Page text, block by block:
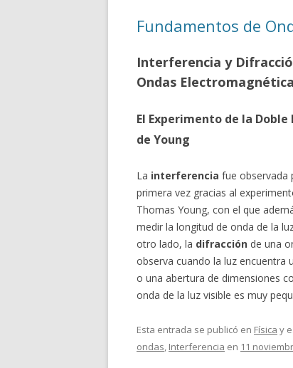
Fundamentos de
Interferencia y
Ondas
El Experimento de la Doble
de Young
La interferencia fue observada
primera vez gracias al
Thomas Young, con el que
medir la longitud de onda de la
otro lado, la difracción de una
observa cuando la luz encuentra
o una abertura de dimensiones
onda de la luz visible es muy
Esta entrada se publicó en Física y
ondas, Interferencia en 11